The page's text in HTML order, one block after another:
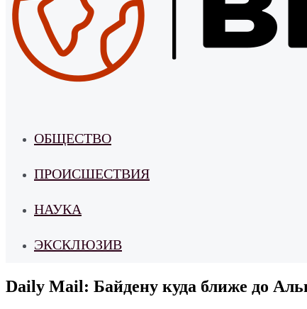
ОБЩЕСТВО
ПРОИСШЕСТВИЯ
НАУКА
ЭКСКЛЮЗИВ
Daily Mail: Байдену куда ближе до